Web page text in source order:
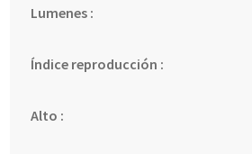
Lumenes :
Índice reproducción :
Alto :